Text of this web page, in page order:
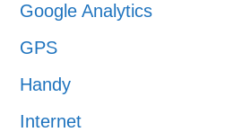
Google Analytics
GPS
Handy
Internet